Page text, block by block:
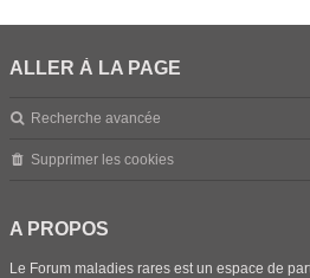
ALLER À LA PAGE
Recherche avancée
Supprimer les cookies
A PROPOS
Le Forum maladies rares est un espace de